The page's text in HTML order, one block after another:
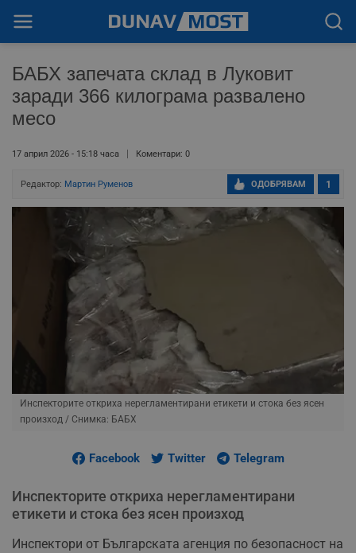
БАБХ запечата склад в Луковит
заради 366 килограма развалено
месо
17 април 2026 - 15:18 часа Коментари: 0
Редактор: Мартин Руменов 1
ОДОБРЯВАМ
Инспекторите откриха нерегламентирани етикети и стока без ясен
произход / Снимка: БАБХ
Facebook Twitter Telegram
Инспекторите откриха нерегламентирани
етикети и стока без ясен произход
Инспектори от Българската агенция по безопасност на